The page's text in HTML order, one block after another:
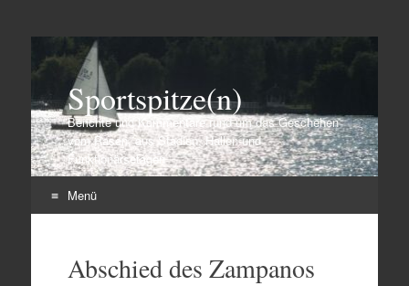
Sportspitze(n)
Berichte und Kommentare rund um das Geschehen
vom Rasen, aus Stadien, Hallen und
Funktionärsetagen
Menü
springenAbschied des Zampanos